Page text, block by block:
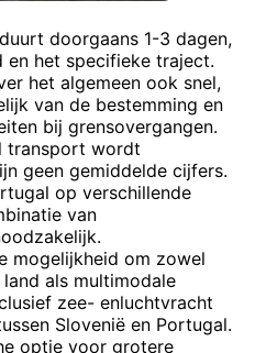
doorgaans 1-3 dagen,
en het specifieke traject.
het algemeen ook snel,
van de bestemming en
bij grensovergangen.
transport wordt
geen gemiddelde cijfers.
op verschillende
van
mogelijkheid om zowel
als multimodale
zee- enluchtvracht
Slovenië en Portugal.
optie voor grotere